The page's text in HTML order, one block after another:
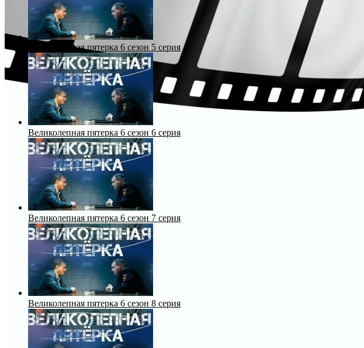
Великолепная пятерка 6 сезон 5 серия
Великолепная пятерка 6 сезон 6 серия
Великолепная пятерка 6 сезон 7 серия
Великолепная пятерка 6 сезон 8 серия